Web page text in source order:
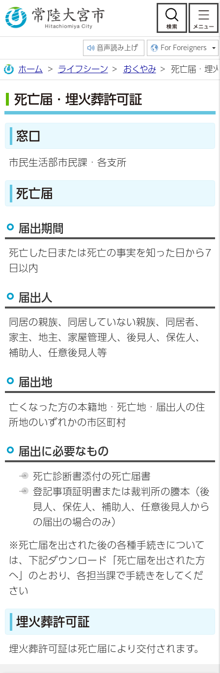
常陸大宮市公
検
音声読み上げ For Foreigners
ホーム ライフシーン おくやみ 死亡届・埋
死亡届・埋火葬許可証
窓口
市民生活部市民課・各支所
死亡届
届出期間
死亡した日または死亡の事実を知った日から7
日以内
届出人
同居の親族、同居していない親族、同居者、
家主、地主、家屋管理人、後見人、保佐人、
補助人、任意後見人等
届出地
亡くなった方の本籍地・死亡地・届出人の住
所地のいずれかの市区町村
届出に必要なもの
死亡診断書添付の死亡届書
登記事項証明書または裁判所の謄本（後
見人、保佐人、補助人、任意後見人から
の届出の場合のみ）
※死亡届を出された後の各種手続きについて
は、下記ダウンロード「死亡届を出された方
へ」のとおり、各担当課で手続きをしてくだ
さい
埋火葬許可証
埋火葬許可証は死亡届により交付されます。